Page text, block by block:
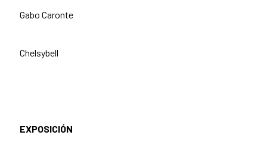
Gabo Caronte
Chelsybell
EXPOSICIÓN